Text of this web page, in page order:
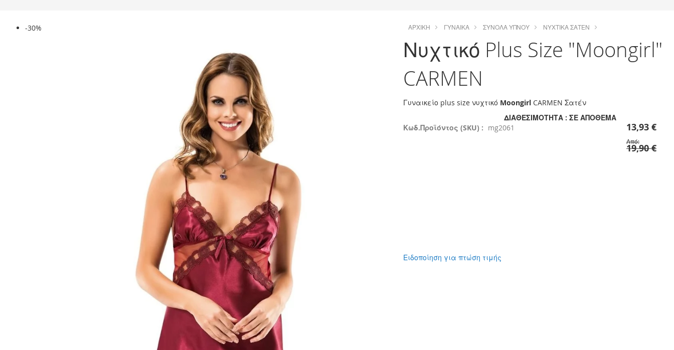
Skip
-30% ΑΡΧΙΚΉ ΓΥΝΑΊΚΑ ΣΎΝΟΛΑ ΎΠΝΟΥ ΝΥΧΤΙΚΆ ΣΑΤΈΝ
Νυχτικό Plus Size "Moongirl"
CARMEN
Γυναικείο plus size νυχτικό Moongirl CARMEN Σατέν
ΔΙΑΘΕΣΙΜΌΤΗΤΑ : ΣΕ ΑΠΌΘΕΜΑ
Κωδ.Προϊόντος (SKU) : mg2061 13,93 €
Από
19,90 €
Ειδοποίηση για πτώση τιμής